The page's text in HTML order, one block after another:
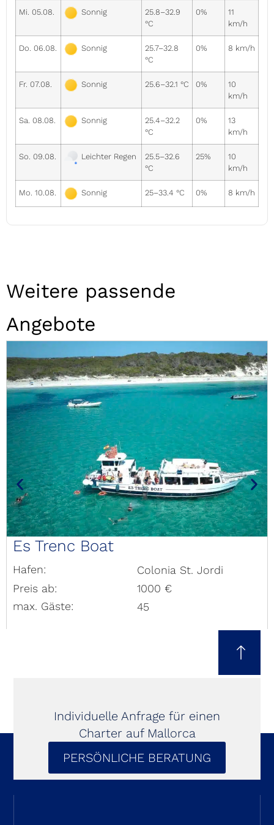
Mi. 05.08. Sonnig
25.8–32.9
°C
0%
11
km/h
Do. 06.08. Sonnig
25.7–32.8
°C
0% 8 km/h
Fr. 07.08. Sonnig 25.6–32.1 °C 0%
10
km/h
Sa. 08.08. Sonnig
25.4–32.2
°C
0%
13
km/h
So. 09.08. Leichter Regen
25.5–32.6
°C
25%
10
km/h
Mo. 10.08. Sonnig 25–33.4 °C 0% 8 km/h
Weitere passende
Angebote
Es Trenc Boat
Hafen:
Colonia St. Jordi
Preis ab:
1000 €
max. Gäste:
45
Individuelle Anfrage für einen
Charter auf Mallorca
PERSÖNLICHE BERATUNG